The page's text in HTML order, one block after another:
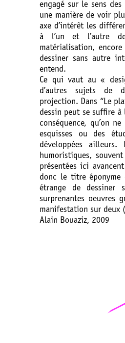
engagé sur le sens
une manière de voir
axe d’intérêt les
à l’un et l’autre
matérialisation,
dessiner sans autre
entend.
Ce qui vaut au «
d’autres sujets de
projection. Dans “Le
dessin peut se suffire
conséquence, qu’on
esquisses ou des
développées
humoristiques,
présentées ici
donc le titre éponyme
étrange de
surprenantes oeuvres
manifestation sur deux
Alain Bouaziz, 2009